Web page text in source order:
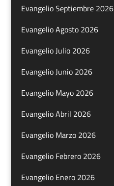
Evangelio Septiembre 2026
Evangelio Agosto 2026
Evangelio Julio 2026
Evangelio Junio 2026
Evangelio Mayo 2026
Evangelio Abril 2026
Evangelio Marzo 2026
Evangelio Febrero 2026
Evangelio Enero 2026